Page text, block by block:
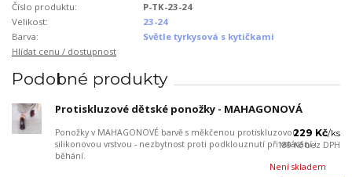
Číslo produktu:
P-TK-23-24
Velikost:
23-24
Barva:
Světle tyrkysová s kytičkami
Hlídat cenu / dostupnost
Podobné produkty
Protiskluzové dětské ponožky - MAHAGONOVÁ
Ponožky v MAHAGONOVÉ barvě s měkčenou protiskluzovou
silikonovou vrstvou - nezbytnost proti podklouznutí při vstávání i
běhání.
229 Kč/ks
189 Kčbez DPH
Není skladem